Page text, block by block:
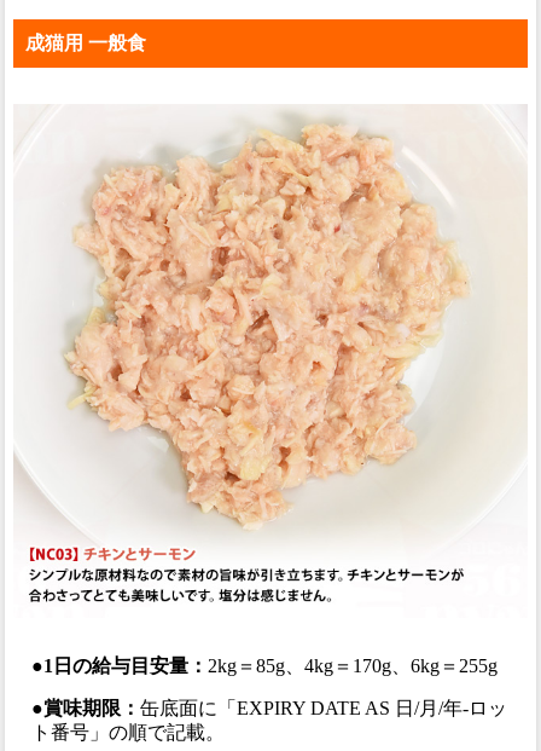
成猫用 一般食
●1日の給与目安量： 2kg＝85g、4kg＝170g、6kg＝255g
●賞味期限：缶底面に「EXPIRY DATE AS 日/月/年-ロッ
ト番号」の順で記載。